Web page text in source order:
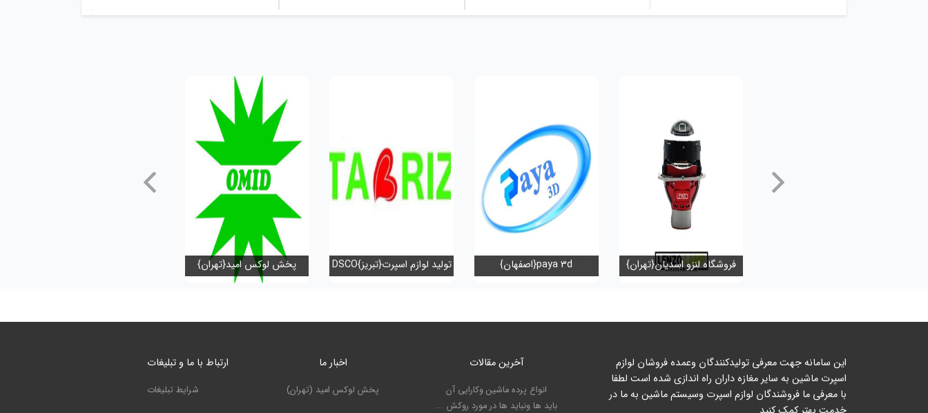
فروشگاه لنزو اسدیان{تهران} paya 3d{اصفهان} تولید لوازم اسپرت{تبریز}DSCO پخش لوکس امید{تهران}
این سامانه جهت معرفی تولیدکنندگان وعمده فروشان لوازم
اسپرت ماشین به سایر مغازه داران راه اندازی شده است لطفا
با معرفی ما فروشندگان لوازم اسپرت وسیستم ماشین به ما در
آخرین مقالات
انواع پرده ماشین وکارایی آن
باید ها ونباید ها در مورد روکش ...
اخبار ما
پخش لوکس امید (تهران)
ارتباط با ما و تبلیغات
شرایط تبلیغات